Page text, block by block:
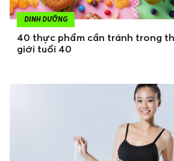
DINH DƯỠNG
40 thực phẩm cần tránh trong
giới tuổi 40